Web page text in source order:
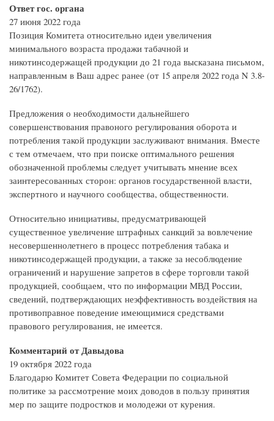
Ответ гос. органа
27 июня 2022 года
Позиция Комитета относительно идеи увеличения
минимального возраста продажи табачной и
никотинсодержащей продукции до 21 года высказана письмом,
направленным в Ваш адрес ранее (от 15 апреля 2022 года N 3.8-
26/1762).
Предложения о необходимости дальнейшего
совершенствования правоного регулирования оборота и
потребления такой продукции заслуживают внимания. Вместе
с тем отмечаем, что при поиске оптимального решения
обозначенной проблемы следует учитывать мнение всех
заинтересованных сторон: органов государственной власти,
экспертного и научного сообщества, общественности.
Относительно инициативы, предусматривающей
существенное увеличение штрафных санкций за вовлечение
несовершеннолетнего в процесс потребления табака и
никотинсодержащей продукции, а также за несоблюдение
ограничений и нарушение запретов в сфере торговли такой
продукцией, сообщаем, что по информации МВД России,
сведений, подтверждающих неэффективность воздействия на
противоправное поведение имеющимися средствами
правового регулирования, не имеется.
Комментарий от Давыдова
19 октября 2022 года
Благодарю Комитет Совета Федерации по социальной
политике за рассмотрение моих доводов в пользу принятия
мер по защите подростков и молодежи от курения.